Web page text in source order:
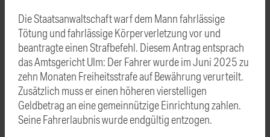
Die Staatsanwaltschaft warf dem Mann fahrlässige
Tötung und fahrlässige Körperverletzung vor und
beantragte einen Strafbefehl. Diesem Antrag entsprach
das Amtsgericht Ulm: Der Fahrer wurde im Juni 2025 zu
zehn Monaten Freiheitsstrafe auf Bewährung verurteilt.
Zusätzlich muss er einen höheren vierstelligen
Geldbetrag an eine gemeinnützige Einrichtung zahlen.
Seine Fahrerlaubnis wurde endgültig entzogen.